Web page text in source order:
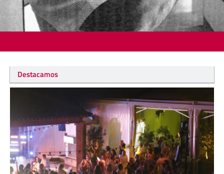
Destacamos